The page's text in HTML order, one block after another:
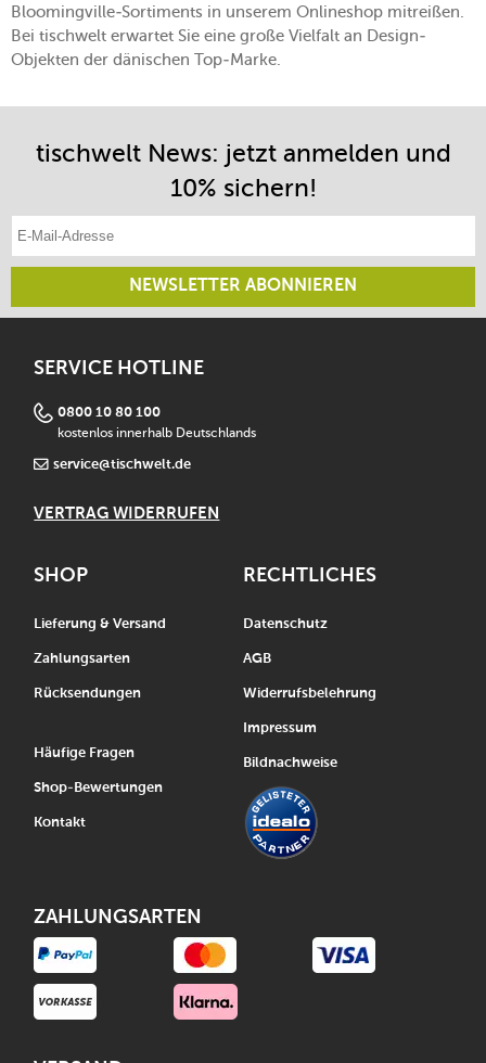
Bloomingville-Sortiments in unserem Onlineshop mitreißen.
Bei tischwelt erwartet Sie eine große Vielfalt an Design-
Objekten der dänischen Top-Marke.
tischwelt News: jetzt anmelden und
10% sichern!
E-Mail-Adresse eintragen
NEWSLETTER ABONNIEREN
SERVICE HOTLINE
0800 10 80 100
kostenlos innerhalb Deutschlands
service@tischwelt.de
VERTRAG WIDERRUFEN
SHOP
Lieferung & Versand
Zahlungsarten
Rücksendungen
Häufige Fragen
Shop-Bewertungen
Kontakt
RECHTLICHES
Datenschutz
AGB
Widerrufsbelehrung
Impressum
Bildnachweise
ZAHLUNGSARTEN